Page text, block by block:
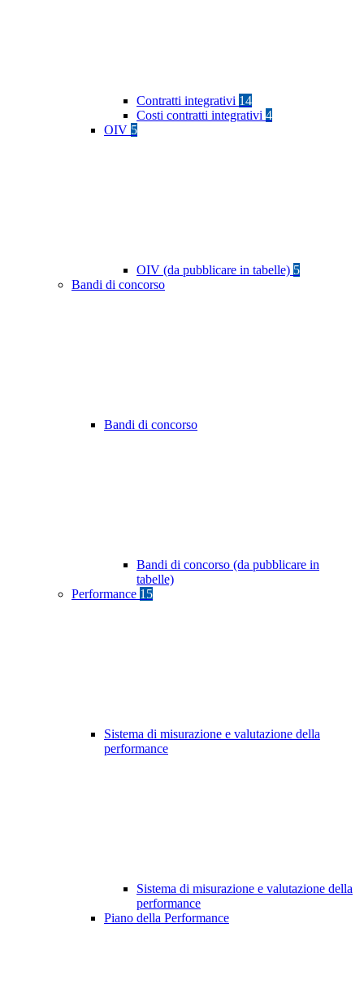
Contratti integrativi 14
Costi contratti integrativi 4
OIV 5
OIV (da pubblicare in tabelle) 5
Bandi di concorso
Bandi di concorso
Bandi di concorso (da pubblicare in
tabelle)
Performance 15
Sistema di misurazione e valutazione della
performance
Sistema di misurazione e valutazione della
performance
Piano della Performance